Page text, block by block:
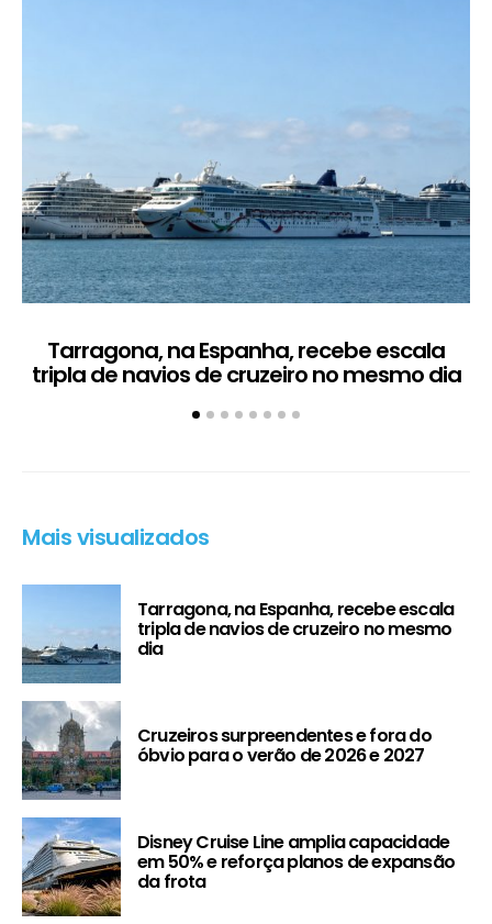
Tarragona, na Espanha, recebe escala
tripla de navios de cruzeiro no mesmo dia
Mais visualizados
Tarragona, na Espanha, recebe escala
tripla de navios de cruzeiro no mesmo
dia
Cruzeiros surpreendentes e fora do
óbvio para o verão de 2026 e 2027
Disney Cruise Line amplia capacidade
em 50% e reforça planos de expansão
da frota